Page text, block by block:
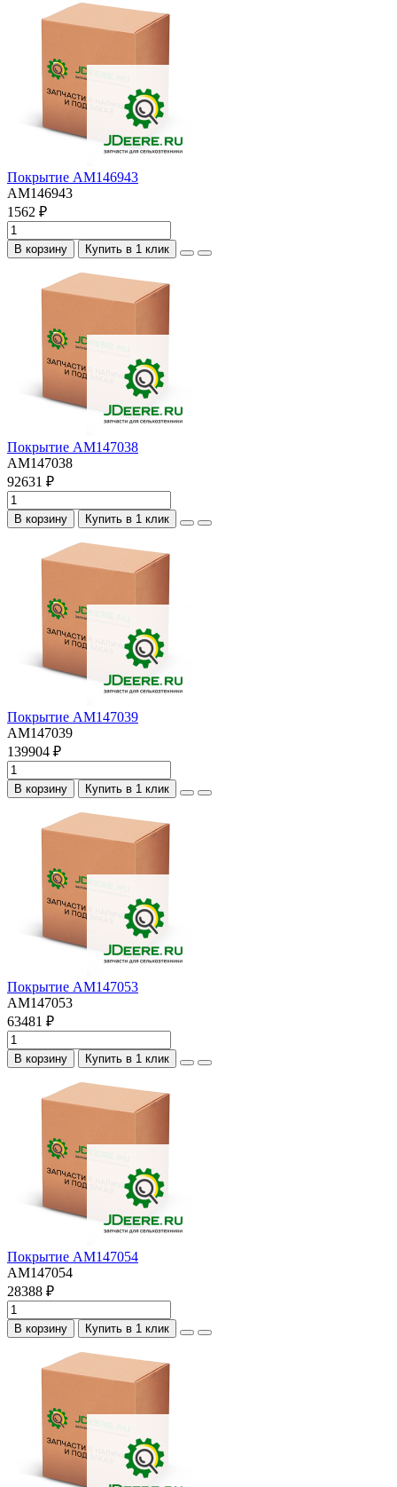
Покрытие AM146943
AM146943
1562 ₽
В корзину Купить в 1 клик
Покрытие AM147038
AM147038
92631 ₽
В корзину Купить в 1 клик
Покрытие AM147039
AM147039
139904 ₽
В корзину Купить в 1 клик
Покрытие AM147053
AM147053
63481 ₽
В корзину Купить в 1 клик
Покрытие AM147054
AM147054
28388 ₽
В корзину Купить в 1 клик